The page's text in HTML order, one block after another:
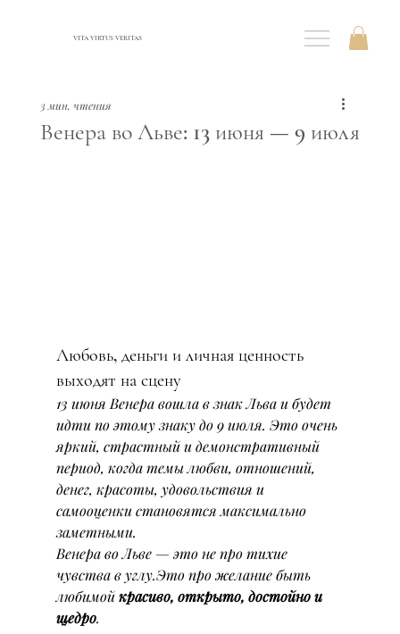
VITA VIRTUS VERITAS
Венера во Льве: 13 июня — 9 июля
3 мин. чтения
Любовь, деньги и личная ценность
выходят на сцену
13 июня Венера вошла в знак Льва и будет
идти по этому знаку до 9 июля. Это очень
яркий, страстный и демонстративный
период, когда темы любви, отношений,
денег, красоты, удовольствия и
самооценки становятся максимально
заметными.
Венера во Льве — это не про тихие
чувства в углу.Это про желание быть
любимой красиво, открыто, достойно и
щедро.